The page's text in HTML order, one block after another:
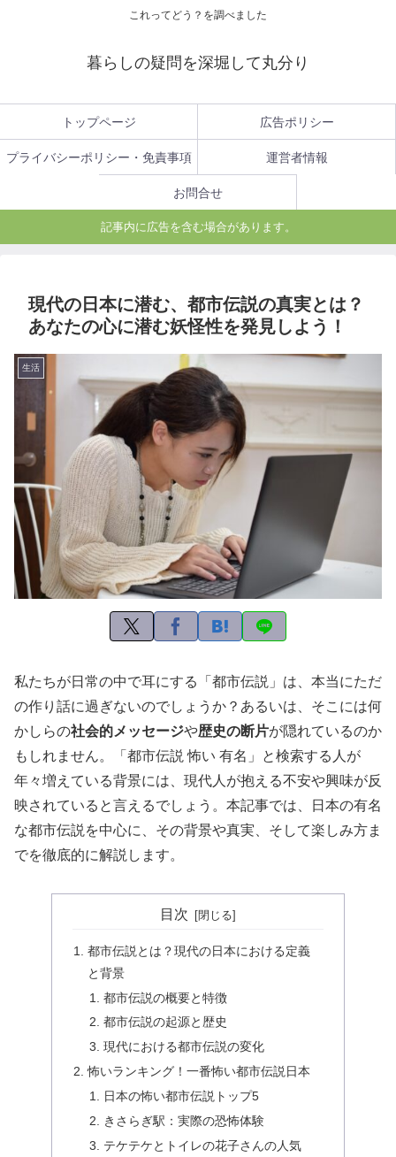
これってどう？を調べました
暮らしの疑問を深堀して丸分り
トップページ 広告ポリシー
プライバシーポリシー・免責事項 運営者情報
お問合せ
記事内に広告を含む場合があります。
現代の日本に潜む、都市伝説の真実とは？
あなたの心に潜む妖怪性を発見しよう！
生活
私たちが日常の中で耳にする「都市伝説」は、本当にただ
の作り話に過ぎないのでしょうか？あるいは、そこには何
かしらの社会的メッセージや歴史の断片が隠れているのか
もしれません。「都市伝説 怖い 有名」と検索する人が
年々増えている背景には、現代人が抱える不安や興味が反
映されていると言えるでしょう。本記事では、日本の有名
な都市伝説を中心に、その背景や真実、そして楽しみ方ま
でを徹底的に解説します。
目次
都市伝説とは？現代の日本における定義
と背景
都市伝説の概要と特徴
都市伝説の起源と歴史
現代における都市伝説の変化
怖いランキング！一番怖い都市伝説日本
日本の怖い都市伝説トップ5
きさらぎ駅：実際の恐怖体験
テケテケとトイレの花子さんの人気